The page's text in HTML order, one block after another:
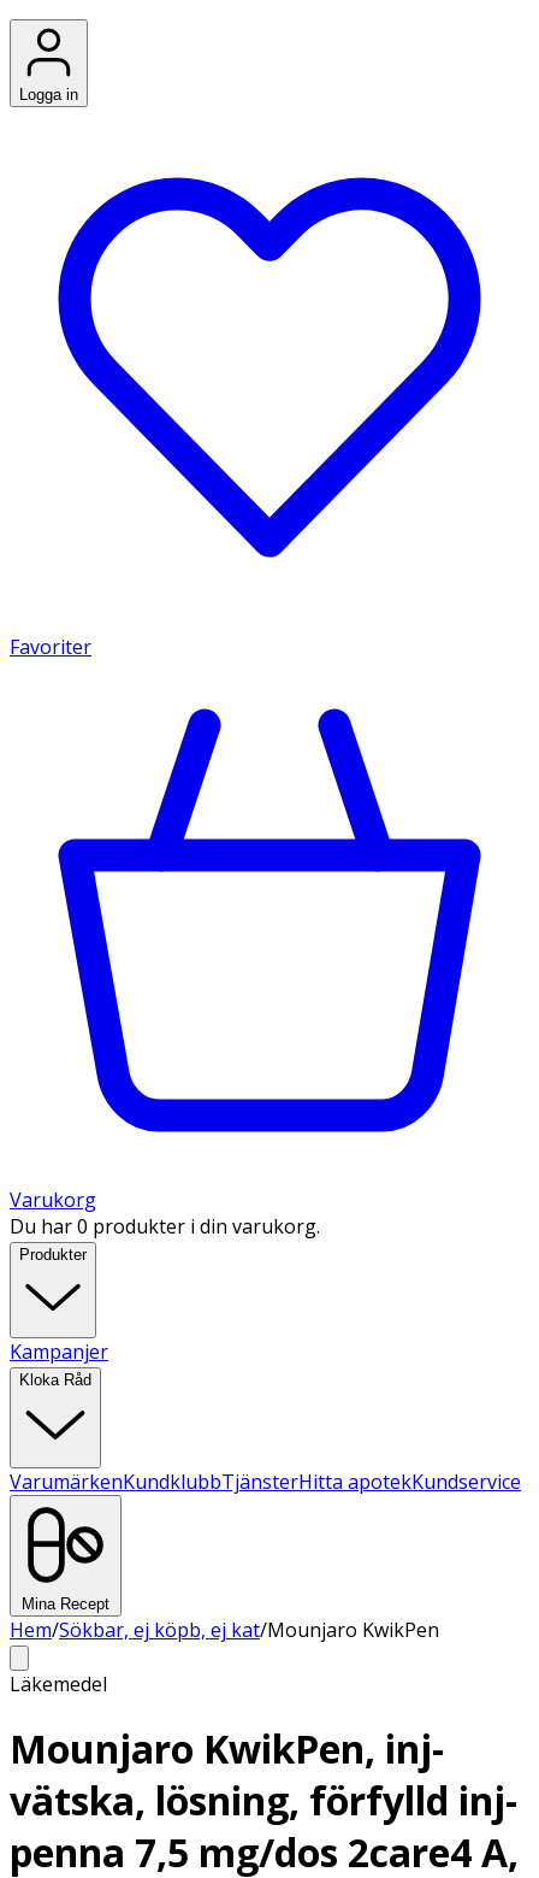
Logga in
Favoriter
Varukorg
Du har 0 produkter i din varukorg.
Produkter
Kampanjer
Kloka Råd
VarumärkenKundklubbTjänsterHitta apotekKundservice
Mina Recept
Hem/Sökbar, ej köpb, ej kat/Mounjaro KwikPen
Läkemedel
Mounjaro KwikPen, inj-
vätska, lösning, förfylld inj-
penna 7,5 mg/dos 2care4 A,